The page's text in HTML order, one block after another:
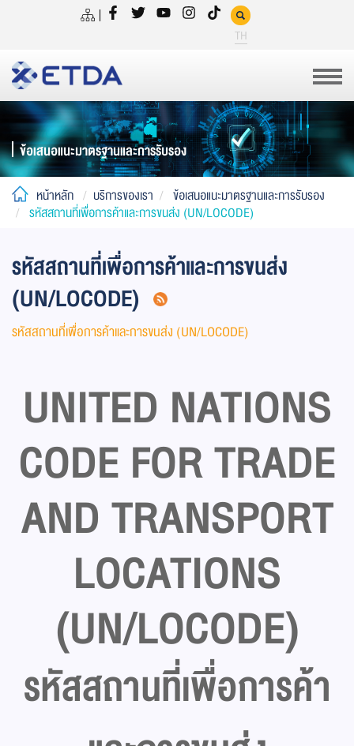
TH
ข้อเสนอแนะมาตรฐานและการรับรอง
หน้าหลัก บริการของเรา
ข้อเสนอแนะมาตรฐานและการรับรอง
รหัสสถานที่เพื่อการค้าและการขนส่ง (UN/LOCODE)
รหัสสถานที่เพื่อการค้าและการขนส่ง
(UN/LOCODE)
รหัสสถานที่เพื่อการค้าและการขนส่ง (UN/LOCODE)
UNITED NATIONS
CODE FOR TRADE
AND TRANSPORT
LOCATIONS
(UN/LOCODE)
รหัสสถานที่เพื่อการค้า